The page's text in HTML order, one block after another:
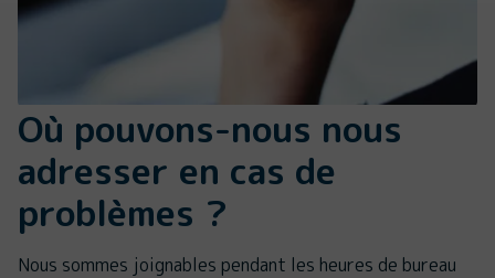
Où pouvons-nous nous
adresser en cas de
problèmes ?
Nous sommes joignables pendant les heures de bureau